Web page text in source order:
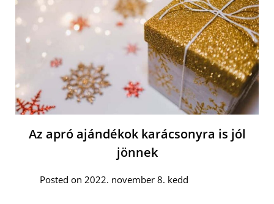
Az apró ajándékok karácsonyra is jól
jönnek
Posted on 2022. november 8. kedd